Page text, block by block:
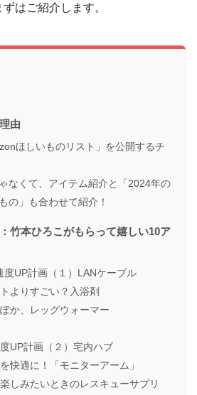
はご紹介します。
由
ほしいものリスト」を公開するチ
なくて、アイテム紹介と「2024年の
の」も合わせて紹介！
竹本ひろこがもらって嬉しい10ア
度UP計画（１）LANケーブル
よりすごい？入浴剤
か、レッグウォーマー
UP計画（２）宅内ハブ
快適に！「モニターアーム」
しみたいときのレスキューサプリ